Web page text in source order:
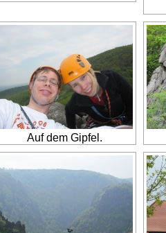
Auf dem Gipfel.